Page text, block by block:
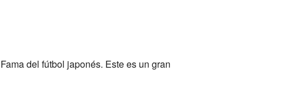
del fútbol japonés. Este es un gran